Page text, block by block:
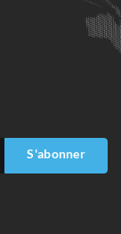
S'abonner